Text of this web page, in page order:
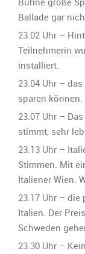
Ballade gar
23.02 Uhr –
Teilnehmerin
installiert.
23.04 Uhr –
sparen
23.07 Uhr –
stimmt, sehr
23.13 Uhr –
Stimmen. Mit
Italiener Wien.
23.17 Uhr – die
Italien. Der
Schweden
23.30 Uhr –